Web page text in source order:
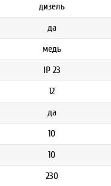
дизель
да
медь
IP 23
12
да
10
10
230